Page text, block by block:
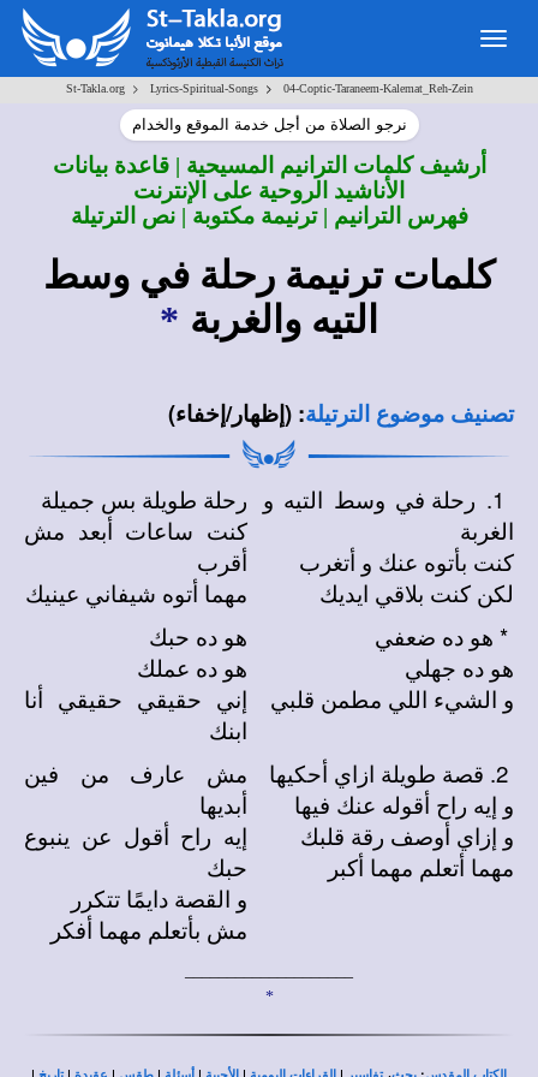
St-Takla.org> Lyrics-Spiritual-Songs> 04-Coptic-Taraneem-Kalemat_Reh-Zein
نرجو الصلاة من أجل خدمة الموقع والخدام
أرشيف كلمات الترانيم المسيحية | قاعدة بيانات
الأناشيد الروحية على الإنترنت
فهرس الترانيم | ترنيمة مكتوبة | نص الترتيلة
كلمات ترنيمة رحلة في وسط
التيه والغربة *
تصنيف موضوع الترتيلة: (إظهار/إخفاء)
رحلة في وسط التيه و
الغربة
كنت بأتوه عنك و أتغرب
لكن كنت بلاقي ايديك
رحلة طويلة بس جميلة
كنت ساعات أبعد مش
أقرب
مهما أتوه شيفاني عينيك
* هو ده ضعفي
هو ده جهلي
و الشيء اللي مطمن قلبي
هو ده حبك
هو ده عملك
إني حقيقي حقيقي أنا
ابنك
قصة طويلة ازاي أحكيها
و إيه راح أقوله عنك فيها
و إزاي أوصف رقة قلبك
مهما أتعلم مهما أكبر
مش عارف من فين
أبديها
إيه راح أقول عن ينبوع
حبك
و القصة دايمًا تتكرر
مش بأتعلم مهما أفكر
*